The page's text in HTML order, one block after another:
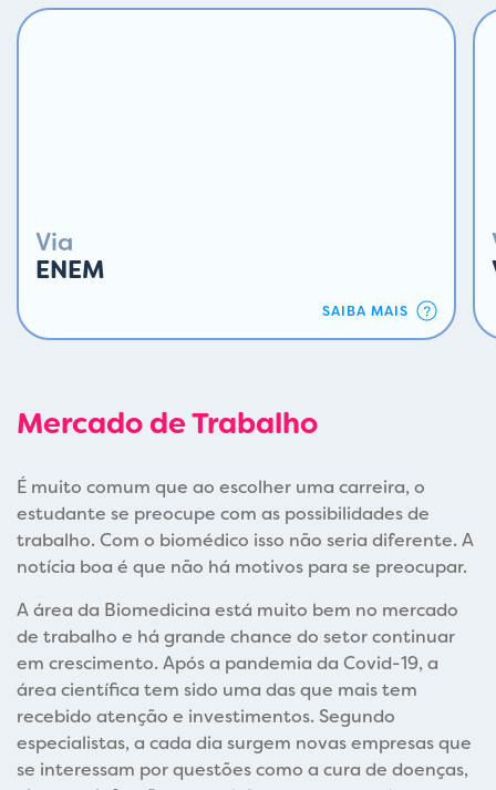
Via
ENEM
SAIBA MAIS
Mercado de Trabalho
É muito comum que ao escolher uma carreira, o
estudante se preocupe com as possibilidades de
trabalho. Com o biomédico isso não seria diferente. A
notícia boa é que não há motivos para se preocupar.
A área da Biomedicina está muito bem no mercado
de trabalho e há grande chance do setor continuar
em crescimento. Após a pandemia da Covid-19, a
área científica tem sido uma das que mais tem
recebido atenção e investimentos. Segundo
especialistas, a cada dia surgem novas empresas que
se interessam por questões como a cura de doenças,